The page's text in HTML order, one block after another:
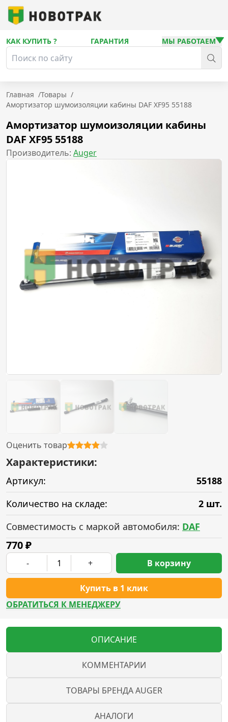
КАК КУПИТЬ ? ГАРАНТИЯ МЫ РАБОТАЕМ
Главная /Товары /
Амортизатор шумоизоляции кабины DAF XF95 55188
Амортизатор шумоизоляции кабины
DAF XF95 55188
Производитель: Auger
Оценить товар
Характеристики:
Артикул:
55188
Количество на складе:
2 шт.
Совместимость с маркой автомобиля: DAF
770₽
- +
Купить в 1 клик
В корзину
ОБРАТИТЬСЯ К МЕНЕДЖЕРУ
ОПИСАНИЕ
КОММЕНТАРИИ
ТОВАРЫ БРЕНДА AUGER
АНАЛОГИ